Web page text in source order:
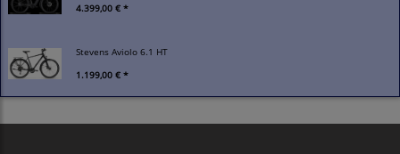
4.399,00 € *
Stevens Aviolo 6.1 HT
1.199,00 € *